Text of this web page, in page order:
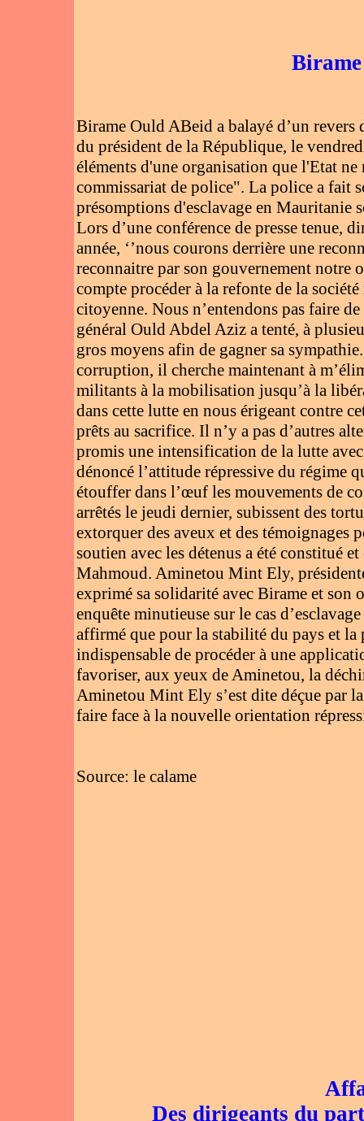
Birame Ould ABeid a balayé d’un revers
du président de la République, le
éléments d'une organisation que l'Etat ne
commissariat de police". La police a fait
présomptions d'esclavage en Mauritanie
Lors d’une conférence de presse tenue,
année, ‘’nous courons derrière une
reconnaitre par son gouvernement
compte procéder à la refonte de la
citoyenne. Nous n’entendons pas faire
général Ould Abdel Aziz a tenté, à
gros moyens afin de gagner sa
corruption, il cherche maintenant à
militants à la mobilisation jusqu’à la
dans cette lutte en nous érigeant contre
prêts au sacrifice. Il n’y a pas d’autres
promis une intensification de la lutte
dénoncé l’attitude répressive du régime
étouffer dans l’œuf les mouvements de
arrêtés le jeudi dernier, subissent des
extorquer des aveux et des témoignages
soutien avec les détenus a été constitué
Mahmoud. Aminetou Mint Ely,
exprimé sa solidarité avec Birame et son
enquête minutieuse sur le cas
affirmé que pour la stabilité du pays et
indispensable de procéder à une
favoriser, aux yeux de Aminetou, la
Aminetou Mint Ely s’est dite déçue par
faire face à la nouvelle orientation
Source: le calame
Des dirigeants du